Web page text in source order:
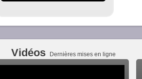
Vidéos Dernières mises en ligne